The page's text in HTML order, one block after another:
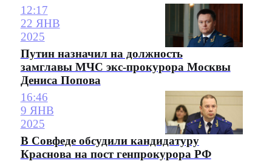
12:17
22 ЯНВ
2025
Путин назначил на должность
замглавы МЧС экс-прокурора Москвы
Дениса Попова
16:46
9 ЯНВ
2025
В Совфеде обсудили кандидатуру
Краснова на пост генпрокурора РФ